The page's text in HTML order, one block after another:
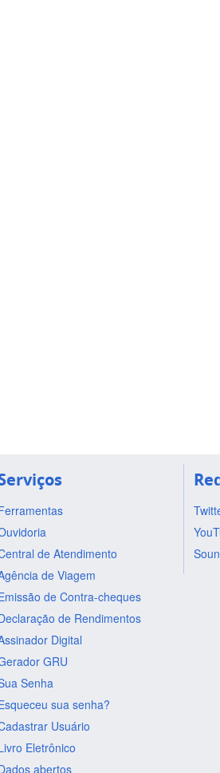
de Atendimento
de Viagem
de Contra-cheques
de Rendimentos
Digital
GRU
Senha
sua senha?
Usuário
Eletrônico
abertos